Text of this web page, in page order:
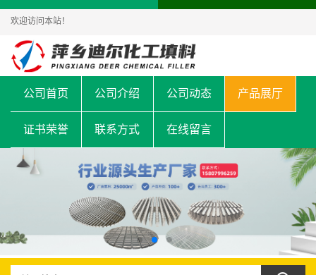
欢迎访问本站！
公司首页 公司介绍 公司动态 产品展厅
证书荣誉 联系方式 在线留言